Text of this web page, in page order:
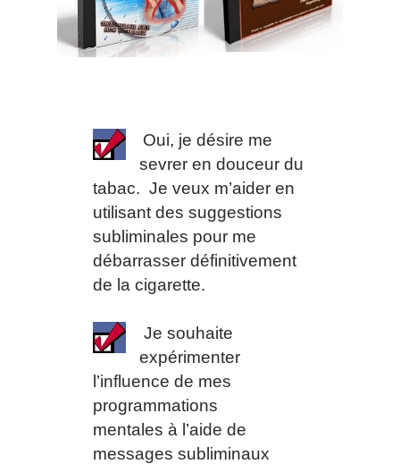
Oui, je désire me
sevrer en douceur du
tabac. Je veux m’aider en
utilisant des suggestions
subliminales pour me
débarrasser définitivement
de la cigarette.
Je souhaite
expérimenter
l’influence de mes
programmations
mentalesà l’aide de
messages subliminaux